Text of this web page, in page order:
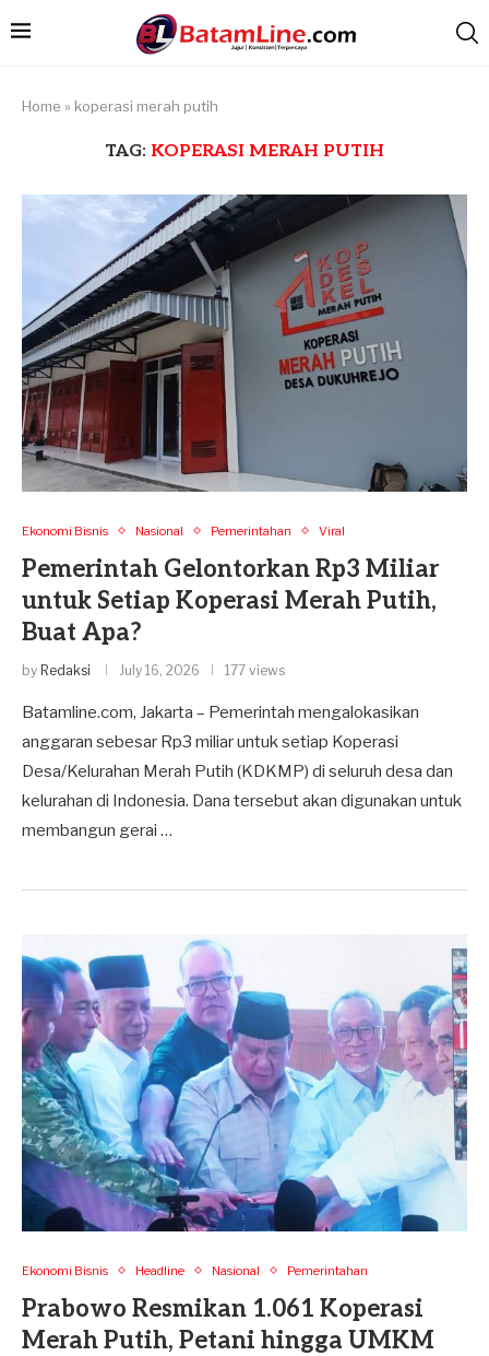
Home » koperasi merah putih
TAG: KOPERASI MERAH PUTIH
Ekonomi Bisnis Nasional Pemerintahan Viral
Pemerintah Gelontorkan Rp3 Miliar
untuk Setiap Koperasi Merah Putih,
Buat Apa?
by Redaksi July 16, 2026 177 views
Batamline.com, Jakarta – Pemerintah mengalokasikan
anggaran sebesar Rp3 miliar untuk setiap Koperasi
Desa/Kelurahan Merah Putih (KDKMP) di seluruh desa dan
kelurahan di Indonesia. Dana tersebut akan digunakan untuk
membangun gerai …
Ekonomi Bisnis Headline Nasional Pemerintahan
Prabowo Resmikan 1.061 Koperasi
Merah Putih, Petani hingga UMKM